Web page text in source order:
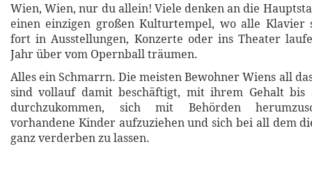
Wien, Wien, nur du allein! Viele denken an die
einen einzigen großen Kulturtempel, wo alle Klavier
fort in Ausstellungen, Konzerte oder ins Theater
Jahr über vom Opernball träumen.
Alles ein Schmarrn. Die meisten Bewohner Wiens all
sind vollauf damit beschäftigt, mit ihrem Gehalt bis
durchzukommen, sich mit Behörden
vorhandene Kinder aufzuziehen und sich bei all dem
ganz verderben zu lassen.